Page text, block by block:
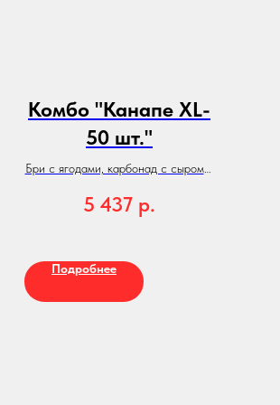
Комбо "Канапе ХL-
50 шт."
Бри с ягодами, карбонад с сыром и
сезонным фруктом, салями с
5 437 р.
Подробнее